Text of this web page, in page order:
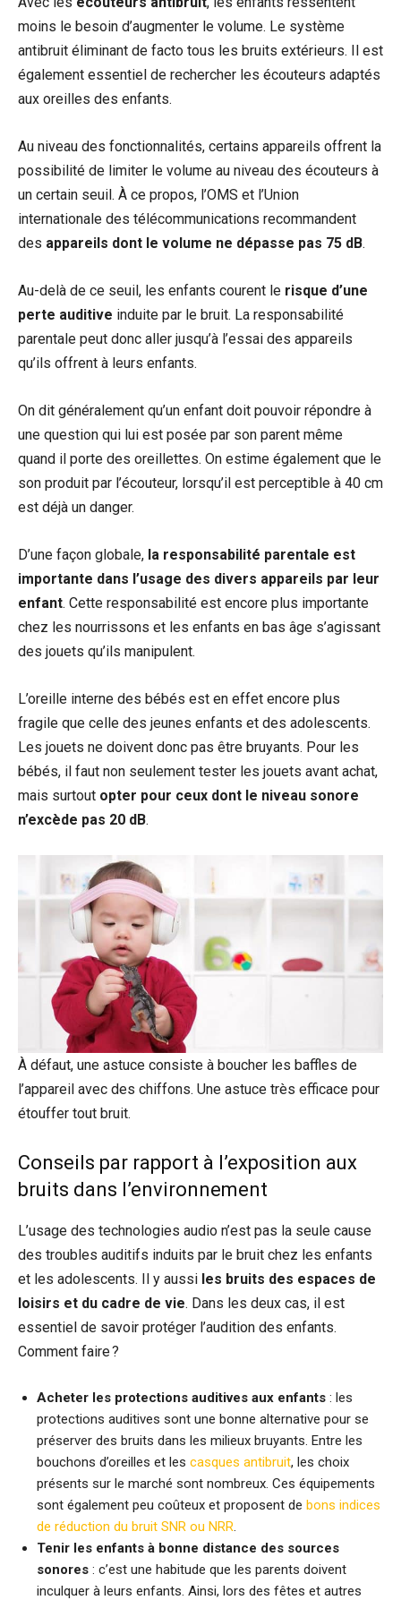
moins le besoin d’augmenter le volume. Le système
antibruit éliminant de facto tous les bruits extérieurs. Il est
également essentiel de rechercher les écouteurs adaptés
aux oreilles des enfants.
Au niveau des fonctionnalités, certains appareils offrent la
possibilité de limiter le volume au niveau des écouteurs à
un certain seuil. À ce propos, l’OMS et l’Union
internationale des télécommunications recommandent
des appareils dont le volume ne dépasse pas 75 dB.
Au-delà de ce seuil, les enfants courent le risque d’une
perte auditive induite par le bruit. La responsabilité
parentale peut donc aller jusqu’à l’essai des appareils
qu’ils offrent à leurs enfants.
On dit généralement qu’un enfant doit pouvoir répondre à
une question qui lui est posée par son parent même
quand il porte des oreillettes. On estime également que le
son produit par l’écouteur, lorsqu’il est perceptible à 40 cm
est déjà un danger.
D’une façon globale, la responsabilité parentale est
importante dans l’usage des divers appareils par leur
enfant. Cette responsabilité est encore plus importante
chez les nourrissons et les enfants en bas âge s’agissant
des jouets qu’ils manipulent.
L’oreille interne des bébés est en effet encore plus
fragile que celle des jeunes enfants et des adolescents.
Les jouets ne doivent donc pas être bruyants. Pour les
bébés, il faut non seulement tester les jouets avant achat,
mais surtout opter pour ceux dont le niveau sonore
n’excède pas 20 dB.
À défaut, une astuce consiste à boucher les baffles de
l’appareil avec des chiffons. Une astuce très efficace pour
étouffer tout bruit.
Conseils par rapport à l’exposition aux
bruits dans l’environnement
L’usage des technologies audio n’est pas la seule cause
des troubles auditifs induits par le bruit chez les enfants
et les adolescents. Il y aussi les bruits des espaces de
loisirs et du cadre de vie. Dans les deux cas, il est
essentiel de savoir protéger l’audition des enfants.
Comment faire ?
Acheter les protections auditives aux enfants : les
protections auditives sont une bonne alternative pour se
préserver des bruits dans les milieux bruyants. Entre les
bouchons d’oreilles et les casques antibruit, les choix
présents sur le marché sont nombreux. Ces équipements
sont également peu coûteux et proposent de bons indices
de réduction du bruit SNR ou NRR.
Tenir les enfants à bonne distance des sources
sonores : c’est une habitude que les parents doivent
inculquer à leurs enfants. Ainsi, lors des fêtes et autres